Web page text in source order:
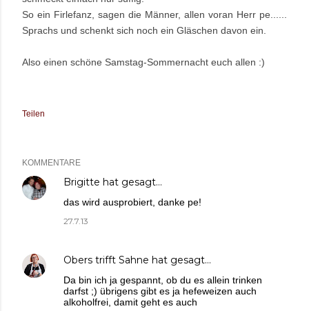
So ein Firlefanz, sagen die Männer, allen voran Herr pe......
Sprachs und schenkt sich noch ein Gläschen davon ein.
Also einen schöne Samstag-Sommernacht euch allen :)
Teilen
KOMMENTARE
Brigitte hat gesagt…
das wird ausprobiert, danke pe!
27.7.13
Obers trifft Sahne hat gesagt…
Da bin ich ja gespannt, ob du es allein trinken
darfst ;) übrigens gibt es ja hefeweizen auch
alkoholfrei, damit geht es auch